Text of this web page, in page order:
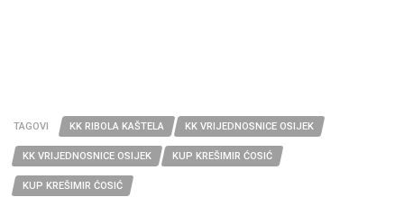
TAGOVI KK RIBOLA KAŠTELA KK VRIJEDNOSNICE OSIJEK
KK VRIJEDNOSNICE OSIJEK KUP KREŠIMIR ĆOSIĆ
KUP KREŠIMIR ĆOSIĆ